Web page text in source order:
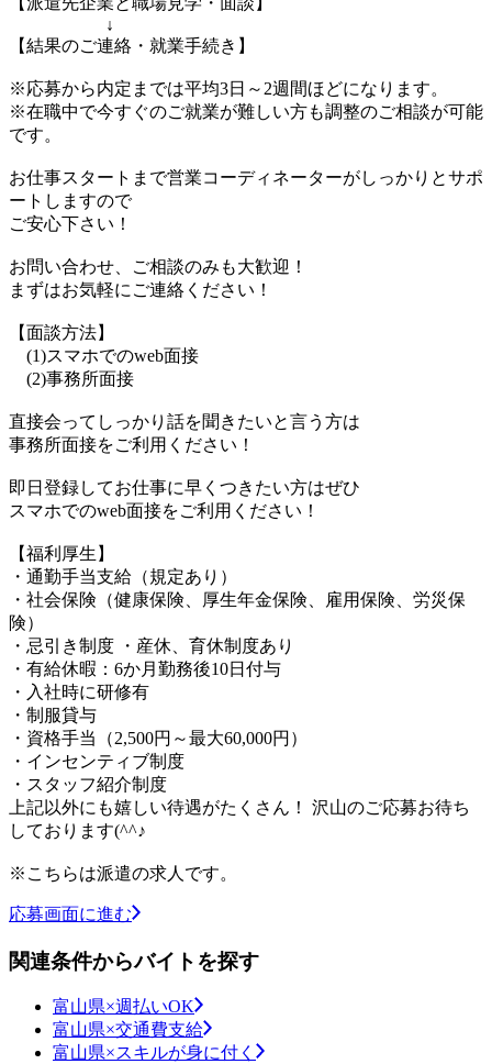
↓
【結果のご連絡・就業手続き】
※応募から内定までは平均3日～2週間ほどになります。
※在職中で今すぐのご就業が難しい方も調整のご相談が可能
です。
お仕事スタートまで営業コーディネーターがしっかりとサポ
ートしますので
ご安心下さい！
お問い合わせ、ご相談のみも大歓迎！
まずはお気軽にご連絡ください！
【面談方法】
(1)スマホでのweb面接
(2)事務所面接
直接会ってしっかり話を聞きたいと言う方は
事務所面接をご利用ください！
即日登録してお仕事に早くつきたい方はぜひ
スマホでのweb面接をご利用ください！
【福利厚生】
・通勤手当支給（規定あり）
・社会保険（健康保険、厚生年金保険、雇用保険、労災保
険）
・忌引き制度 ・産休、育休制度あり
・有給休暇：6か月勤務後10日付与
・入社時に研修有
・制服貸与
・資格手当（2,500円～最大60,000円）
・インセンティブ制度
・スタッフ紹介制度
上記以外にも嬉しい待遇がたくさん！ 沢山のご応募お待ち
しております(^^♪
※こちらは派遣の求人です。
応募画面に進む
関連条件からバイトを探す
富山県×週払いOK
富山県×交通費支給
富山県×スキルが身に付く